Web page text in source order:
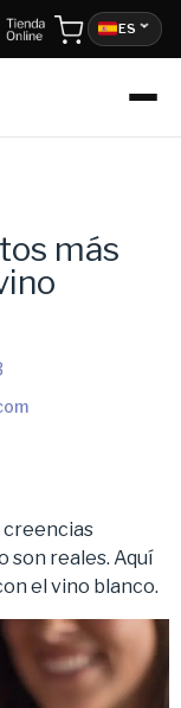
ES
más
creencias
son reales. Aquí
el vino blanco.